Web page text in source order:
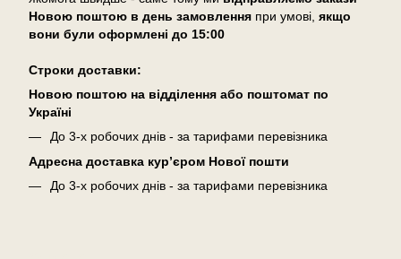
Новою поштою в день замовлення при умові, якщо
вони були оформлені до 15:00
Cтроки доставки:
Новою поштою на відділення або поштомат по
Україні
До 3-х робочих днів - за тарифами перевізника
Адресна доставка кур’єром Нової пошти
До 3-х робочих днів - за тарифами перевізника